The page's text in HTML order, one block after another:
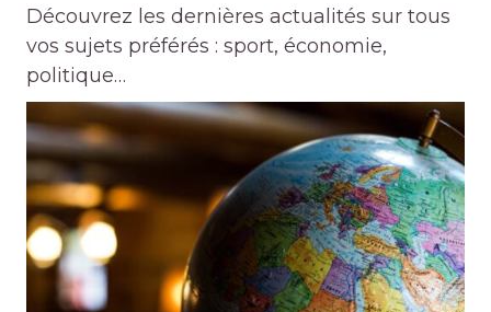
Découvrez les dernières actualités sur tous
vos sujets préférés : sport, économie,
politique…